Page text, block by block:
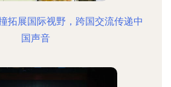
拓展国际视野，跨国交流传递中
国声音